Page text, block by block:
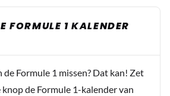
fans, 3 landgenoten op plek 1 t/m 3
Nou maar hopen dat Max zich
tussen (of voor) kan wringen, hoop dat
leuk wordt als de kwalificatie 👍🏻
FORMULE 1 KALENDER
Formule 1 missen? Dat kan! Zet
de Formule 1-kalender van